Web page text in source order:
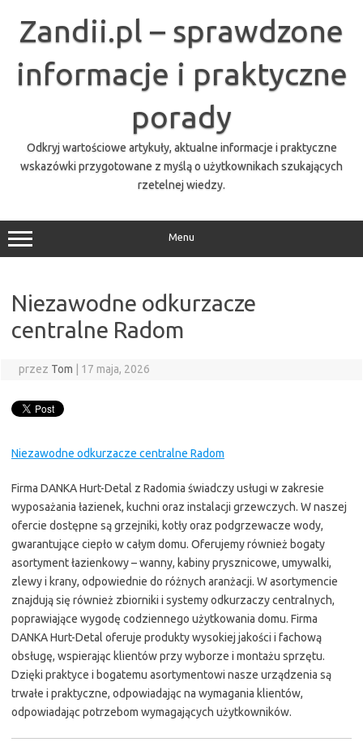
treściZandii.pl – sprawdzone
informacje i praktyczne
porady
Odkryj wartościowe artykuły, aktualne informacje i praktyczne
wskazówki przygotowane z myślą o użytkownikach szukających
rzetelnej wiedzy.
Menu
Niezawodne odkurzacze
centralne Radom
przez Tom 17 maja, 2026
Niezawodne odkurzacze centralne Radom
Firma DANKA Hurt-Detal z Radomia świadczy usługi w zakresie
wyposażania łazienek, kuchni oraz instalacji grzewczych. W naszej
ofercie dostępne są grzejniki, kotły oraz podgrzewacze wody,
gwarantujące ciepło w całym domu. Oferujemy również bogaty
asortyment łazienkowy – wanny, kabiny prysznicowe, umywalki,
zlewy i krany, odpowiednie do różnych aranżacji. W asortymencie
znajdują się również zbiorniki i systemy odkurzaczy centralnych,
poprawiające wygodę codziennego użytkowania domu. Firma
DANKA Hurt-Detal oferuje produkty wysokiej jakości i fachową
obsługę, wspierając klientów przy wyborze i montażu sprzętu.
Dzięki praktyce i bogatemu asortymentowi nasze urządzenia są
trwałe i praktyczne, odpowiadając na wymagania klientów,
odpowiadając potrzebom wymagających użytkowników.